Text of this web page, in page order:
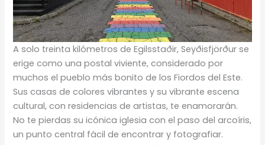
A solo treinta kilómetros de Egilsstaðir, Seyðisfjörður se
erige como una postal viviente, considerado por
muchos el pueblo más bonito de los Fiordos del Este.
Sus casas de colores vibrantes y su vibrante escena
cultural, con residencias de artistas, te enamorarán.
No te pierdas su icónica iglesia con el paso del arcoíris,
un punto central fácil de encontrar y fotografiar.